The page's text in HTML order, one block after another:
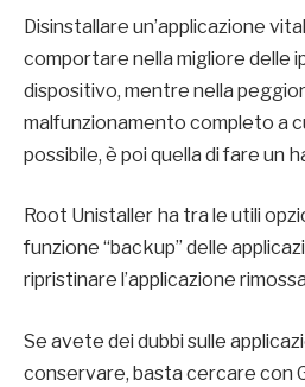
Disinstallare un’applicazione
comportare nella migliore delle
dispositivo, mentre nella
malfunzionamento completo a
possibile, è poi quella di fare un
Root Unistaller ha tra le utili
funzione “backup” delle
ripristinare l’applicazione
Se avete dei dubbi sulle
conservare, basta cercare con